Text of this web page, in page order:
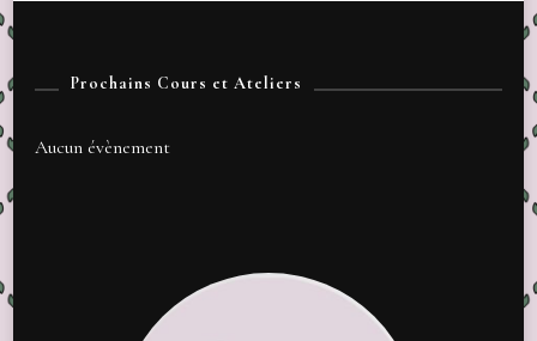
Prochains Cours et Ateliers
Aucun évènement